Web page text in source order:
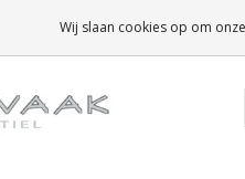
BELGIË)
Wij slaan cookies op om